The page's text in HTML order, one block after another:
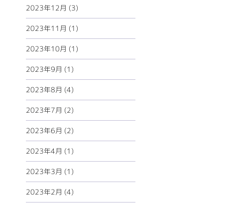
2023年12月 (3)
2023年11月 (1)
2023年10月 (1)
2023年9月 (1)
2023年8月 (4)
2023年7月 (2)
2023年6月 (2)
2023年4月 (1)
2023年3月 (1)
2023年2月 (4)